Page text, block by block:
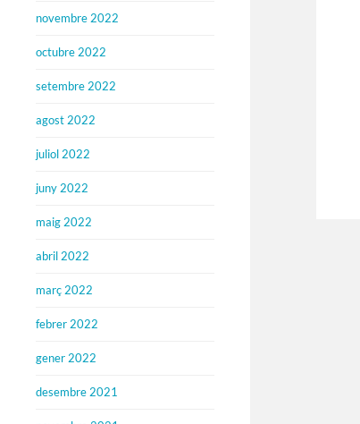
novembre 2022
octubre 2022
setembre 2022
agost 2022
juliol 2022
juny 2022
maig 2022
abril 2022
març 2022
febrer 2022
gener 2022
desembre 2021